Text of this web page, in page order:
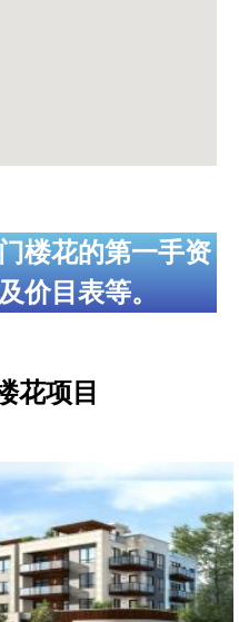
楼花的第一手资
价目表等。
花项目